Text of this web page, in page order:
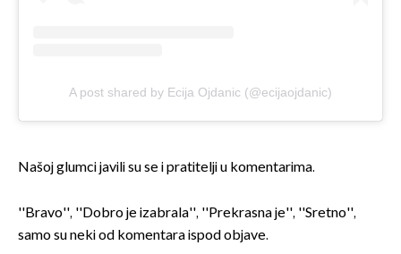
A post shared by Ecija Ojdanic (@ecijaojdanic)
Našoj glumci javili su se i pratitelji u komentarima.
''Bravo'', ''Dobro je izabrala'', ''Prekrasna je'', ''Sretno'',
samo su neki od komentara ispod objave.